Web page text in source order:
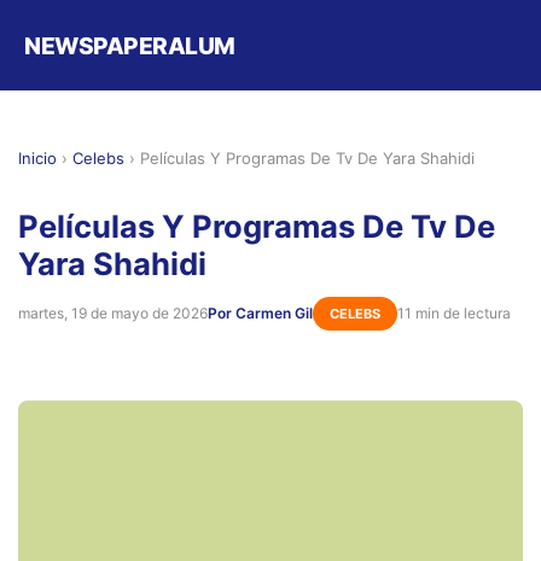
NEWSPAPERALUM
Inicio › Celebs › Películas Y Programas De Tv De Yara Shahidi
Películas Y Programas De Tv De
Yara Shahidi
martes, 19 de mayo de 2026Por Carmen Gil CELEBS 11 min de lectura